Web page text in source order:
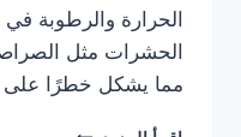
الحرارة والرطوبة
الحشرات مثل
مما يشكل خطرًا
شركة